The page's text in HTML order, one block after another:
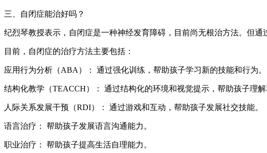
三、自闭症能治好吗？
纪烈琴教授表示，自闭症是一种神经发育障碍，目前尚无根治方法。但
目前，自闭症的治疗方法主要包括：
应用行为分析（ABA）： 通过强化训练，帮助孩子学习新的技能和行为。
结构化教学（TEACCH）： 通过结构化的环境和视觉提示，帮助孩子理解
人际关系发展干预（RDI）： 通过游戏和互动，帮助孩子发展社交技能。
语言治疗： 帮助孩子发展语言沟通能力。
职业治疗： 帮助孩子提高生活自理能力。